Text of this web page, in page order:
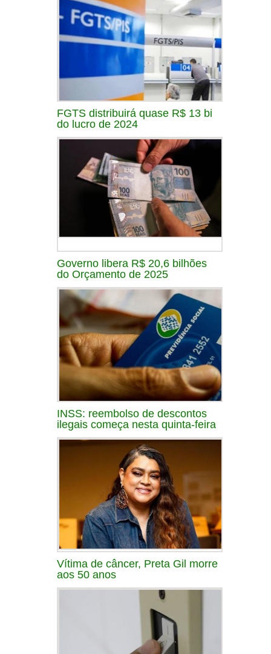
FGTS distribuirá quase R$ 13 bi
do lucro de 2024
Governo libera R$ 20,6 bilhões
do Orçamento de 2025
INSS: reembolso de descontos
ilegais começa nesta quinta-feira
Vítima de câncer, Preta Gil morre
aos 50 anos